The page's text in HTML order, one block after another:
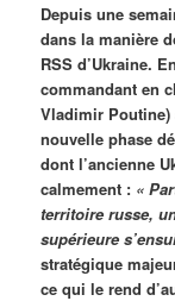
Depuis une
dans la manière
RSS d’Ukraine.
commandant en
Vladimir Poutine)
nouvelle phase
dont l’ancienne
calmement : «
territoire russe,
supérieure
stratégique
ce qui le rend